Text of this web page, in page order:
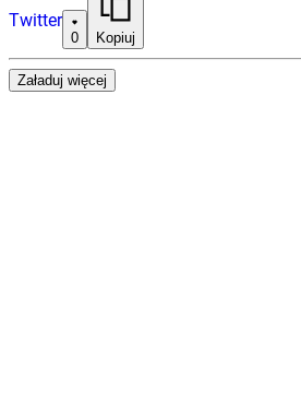
Twitter
0 Kopiuj
Załaduj więcej